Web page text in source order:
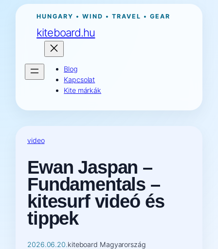
Ugrás
tartalomhoz
HUNGARY • WIND • TRAVEL • GEAR
kiteboard.hu
Blog
Kapcsolat
Kite márkák
video
Ewan Jaspan –
Fundamentals –
kitesurf videó és
tippek
2026.06.20.kiteboard Magyarország